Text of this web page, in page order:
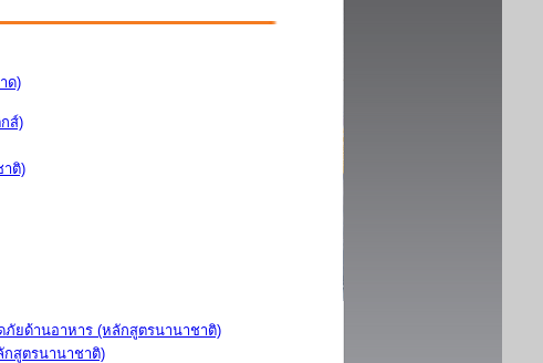
ด)
ส์)
าติ)
ภัยด้านอาหาร (หลักสูตรนานาชาติ)
กสูตรนานาชาติ)